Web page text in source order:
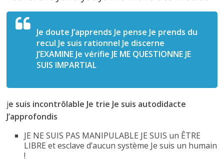
Je doute J’apprends Je pense Je prends du
recul Je suis rationnel Je discerne
J’EXAMINE Je vérifie JE ME QUESTIONNE JE
SUIS IMPARTIAL
je suis incontrôlable Je trie Je suis autodidacte
J’approfondis
JE NE SUIS PAS MANIPULABLE JE SUIS un ÊTRE
LIBRE et esclave d’aucun système Je suis un humain
!